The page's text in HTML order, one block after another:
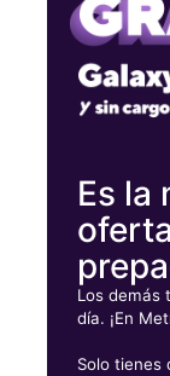
10684
Es la
Los demás
día. ¡En
Solo tienes